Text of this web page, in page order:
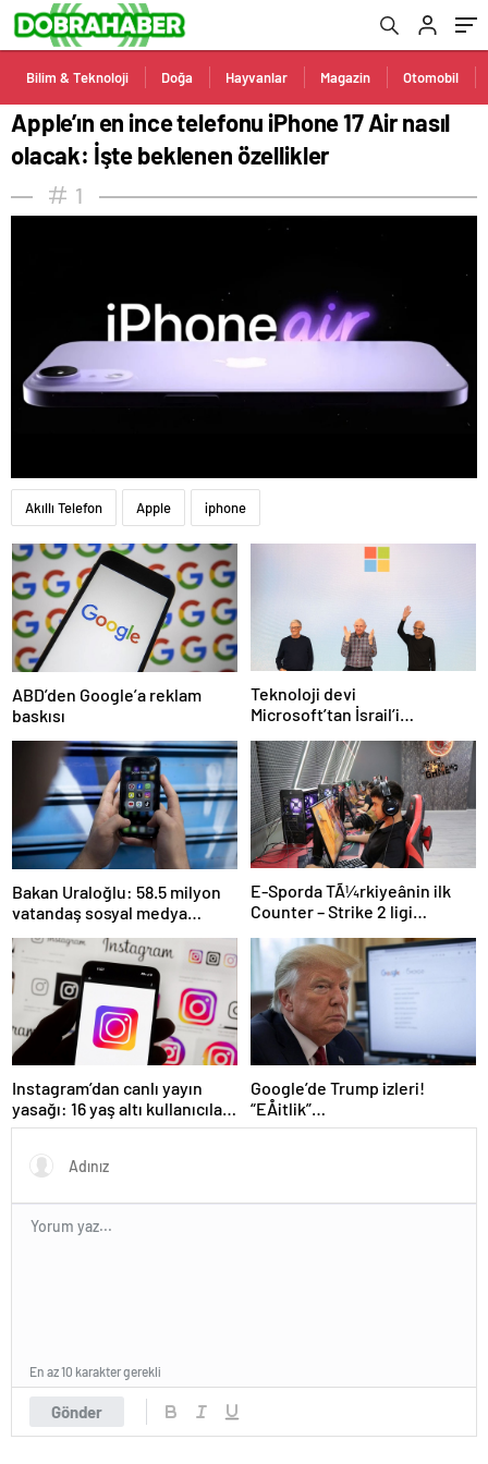
Bilim & Teknoloji Doğa Hayvanlar Magazin Otomobil
Apple’ın en ince telefonu iPhone 17 Air nasıl
olacak: İşte beklenen özellikler
1
Akıllı Telefon Apple iphone
ABD’den Google’a reklam
baskısı
Teknoloji devi
Microsoft’tan İsrail’i
Bakan Uraloğlu: 58.5 milyon
vatandaş sosyal medya
E-Sporda TÃ¼rkiyeânin ilk
Counter – Strike 2 ligi
Instagram’dan canlı yayın
yasağı: 16 yaş altı kullanıcılar
için yeni kurallar açıklandı
Google’de Trump izleri!
“EÅitlik”
ilkesiÂ rafaÂ kaldÄ±rÄ±lÄ±yor,
Gönder
En az 10 karakter gerekli